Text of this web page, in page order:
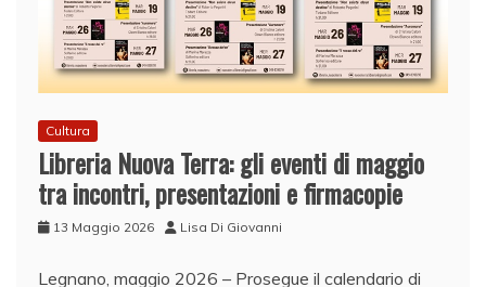
Cultura
Libreria Nuova Terra: gli eventi di maggio
tra incontri, presentazioni e firmacopie
13 Maggio 2026 Lisa Di Giovanni
Legnano, maggio 2026 – Prosegue il calendario di